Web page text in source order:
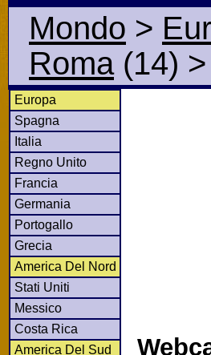
Mondo >
Roma(14) >
Europa
Spagna
Italia
Regno Unito
Francia
Germania
Portogallo
Grecia
America Del Nord
Stati Uniti
Messico
Costa Rica
America Del Sud